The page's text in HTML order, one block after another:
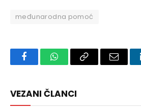
međunarodna pomoć
FacebookWhatsAppCopy
Email
VEZANI ČLANCI